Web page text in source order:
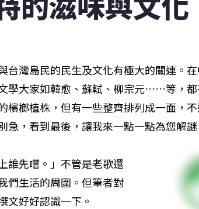
台灣島民的民生及文化有極大的關連。
學大家如韓愈、蘇軾、柳宗元……等，
檳榔植株，但有一些整齊排列成一面，
急，看到最後，讓我來一點一點為您解謎
誰先嚐。」不管是老歌還
們生活的周圍。但筆者對
文好好認識一下。